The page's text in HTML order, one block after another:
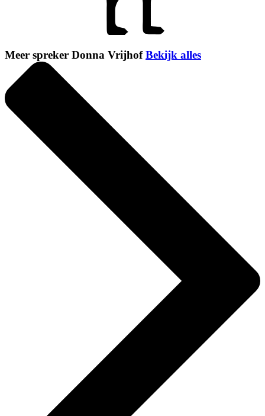
Meer spreker Donna VrijhofBekijk alles